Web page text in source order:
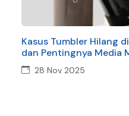
Kasus Tumbler Hilang
dan Pentingnya Media
28 Nov 2025